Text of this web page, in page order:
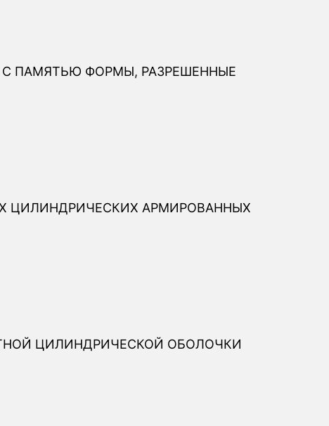
ПАМЯТЬЮ ФОРМЫ, РАЗРЕШЕННЫЕ
ЦИЛИНДРИЧЕСКИХ АРМИРОВАННЫХ
ЦИЛИНДРИЧЕСКОЙ ОБОЛОЧКИ